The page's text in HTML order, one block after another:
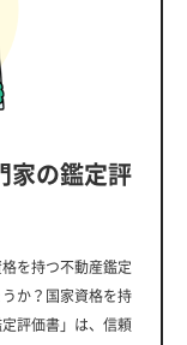
家の鑑定評
を持つ不動産鑑定
か？国家資格を持
評価書」は、信頼